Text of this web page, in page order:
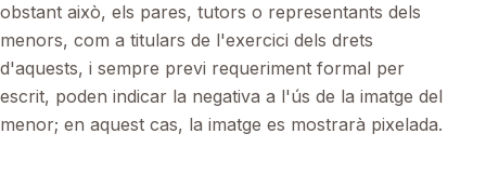
obstant això, els pares, tutors o representants dels
menors, com a titulars de l'exercici dels drets
d'aquests, i sempre previ requeriment formal per
escrit, poden indicar la negativa a l'ús de la imatge del
menor; en aquest cas, la imatge es mostrarà pixelada.